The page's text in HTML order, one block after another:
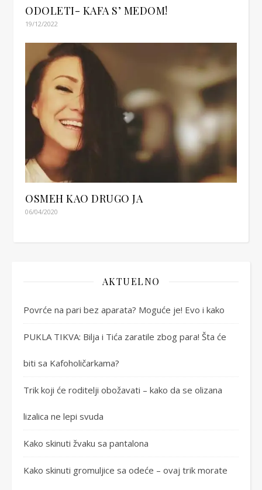
ODOLETI- KAFA S’ MEDOM!
19/12/2022
OSMEH KAO DRUGO JA
06/04/2020
AKTUELNO
Povrće na pari bez aparata? Moguće je! Evo i kako
PUKLA TIKVA: Bilja i Tića zaratile zbog para! Šta će
biti sa Kafoholičarkama?
Trik koji će roditelji obožavati – kako da se olizana
lizalica ne lepi svuda
Kako skinuti žvaku sa pantalona
Kako skinuti gromuljice sa odeće – ovaj trik morate